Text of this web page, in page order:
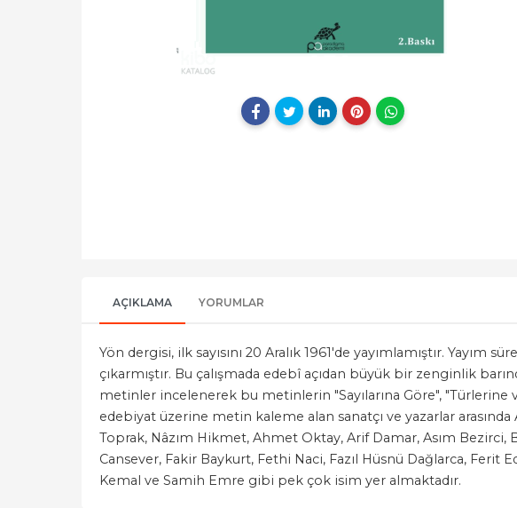
AÇIKLAMA YORUMLAR
Yön dergisi, ilk sayısını 20 Aralık 1961'de yayımlamıştır. Yayım
çıkarmıştır. Bu çalışmada edebî açıdan büyük bir zenginlik
metinler incelenerek bu metinlerin "Sayılarına Göre", "Türlerine
edebiyat üzerine metin kaleme alan sanatçı ve yazarlar
Toprak, Nâzım Hikmet, Ahmet Oktay, Arif Damar, Asım
Cansever, Fakir Baykurt, Fethi Naci, Fazıl Hüsnü Dağlarca,
Kemal ve Samih Emre gibi pek çok isim yer almaktadır.